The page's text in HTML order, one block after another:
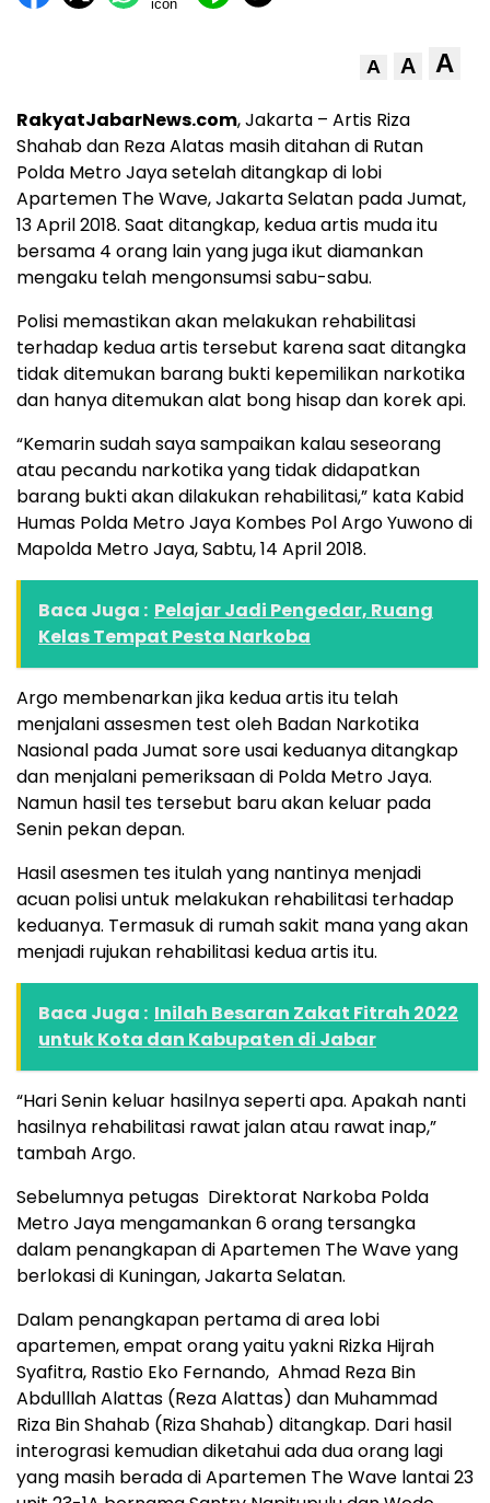
A A A
RakyatJabarNews.com, Jakarta – Artis Riza
Shahab dan Reza Alatas masih ditahan di Rutan
Polda Metro Jaya setelah ditangkap di lobi
Apartemen The Wave, Jakarta Selatan pada Jumat,
13 April 2018. Saat ditangkap, kedua artis muda itu
bersama 4 orang lain yang juga ikut diamankan
mengaku telah mengonsumsi sabu-sabu.
Polisi memastikan akan melakukan rehabilitasi
terhadap kedua artis tersebut karena saat ditangka
tidak ditemukan barang bukti kepemilikan narkotika
dan hanya ditemukan alat bong hisap dan korek api.
“Kemarin sudah saya sampaikan kalau seseorang
atau pecandu narkotika yang tidak didapatkan
barang bukti akan dilakukan rehabilitasi,” kata Kabid
Humas Polda Metro Jaya Kombes Pol Argo Yuwono di
Mapolda Metro Jaya, Sabtu, 14 April 2018.
Baca Juga : Pelajar Jadi Pengedar, Ruang
Kelas Tempat Pesta Narkoba
Argo membenarkan jika kedua artis itu telah
menjalani assesmen test oleh Badan Narkotika
Nasional pada Jumat sore usai keduanya ditangkap
dan menjalani pemeriksaan di Polda Metro Jaya.
Namun hasil tes tersebut baru akan keluar pada
Senin pekan depan.
Hasil asesmen tes itulah yang nantinya menjadi
acuan polisi untuk melakukan rehabilitasi terhadap
keduanya. Termasuk di rumah sakit mana yang akan
menjadi rujukan rehabilitasi kedua artis itu.
Baca Juga : Inilah Besaran Zakat Fitrah 2022
untuk Kota dan Kabupaten di Jabar
“Hari Senin keluar hasilnya seperti apa. Apakah nanti
hasilnya rehabilitasi rawat jalan atau rawat inap,”
tambah Argo.
Sebelumnya petugas Direktorat Narkoba Polda
Metro Jaya mengamankan 6 orang tersangka
dalam penangkapan di Apartemen The Wave yang
berlokasi di Kuningan, Jakarta Selatan.
Dalam penangkapan pertama di area lobi
apartemen, empat orang yaitu yakni Rizka Hijrah
Syafitra, Rastio Eko Fernando, Ahmad Reza Bin
Abdulllah Alattas (Reza Alattas) dan Muhammad
Riza Bin Shahab (Riza Shahab) ditangkap. Dari hasil
interograsi kemudian diketahui ada dua orang lagi
yang masih berada di Apartemen The Wave lantai 23